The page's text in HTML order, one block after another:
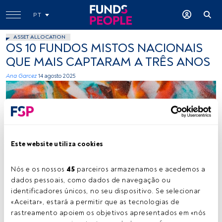
Este website utiliza cookies
Nós e os nossos 45 parceiros armazenamos e acedemos a
dados pessoais, como dados de navegação ou
identificadores únicos, no seu dispositivo. Se selecionar
«Aceitar», estará a permitir que as tecnologias de
rastreamento apoiem os objetivos apresentados em «nós
PT
ASSET ALLOCATION
OS 10 FUNDOS MISTOS NACIONAIS
QUE MAIS CAPTARAM A TRÊS ANOS
Ana Garcez 14 agosto 2025
Tempo de leitura:2 min.